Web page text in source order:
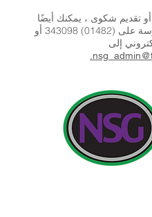
تقديم شكوى ، يمكنك أيضًا
الاتصال بالمدرسة على (01482) 343098 أو
إلى